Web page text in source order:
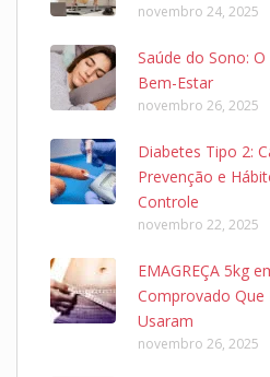
novembro 24, 2025
Saúde do Sono:
Bem-Estar
novembro 26, 2025
Diabetes Tipo 2:
Prevenção e
Controle
novembro 22, 2025
EMAGREÇA 5kg
Comprovado Que
Usaram
novembro 26, 2025